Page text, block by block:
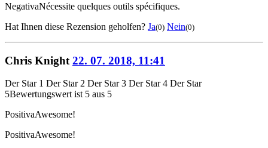
NegativaNécessite quelques outils spécifiques.
Hat Ihnen diese Rezension geholfen? Ja(0) Nein(0)
Chris Knight 22. 07. 2018, 11:41
Der Star 1 Der Star 2 Der Star 3 Der Star 4 Der Star
5Bewertungswert ist 5 aus 5
PositivaAwesome!
PositivaAwesome!